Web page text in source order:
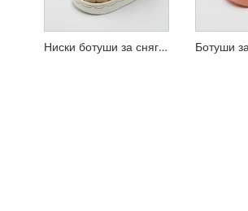
Ниски ботуши за сняг с панделки